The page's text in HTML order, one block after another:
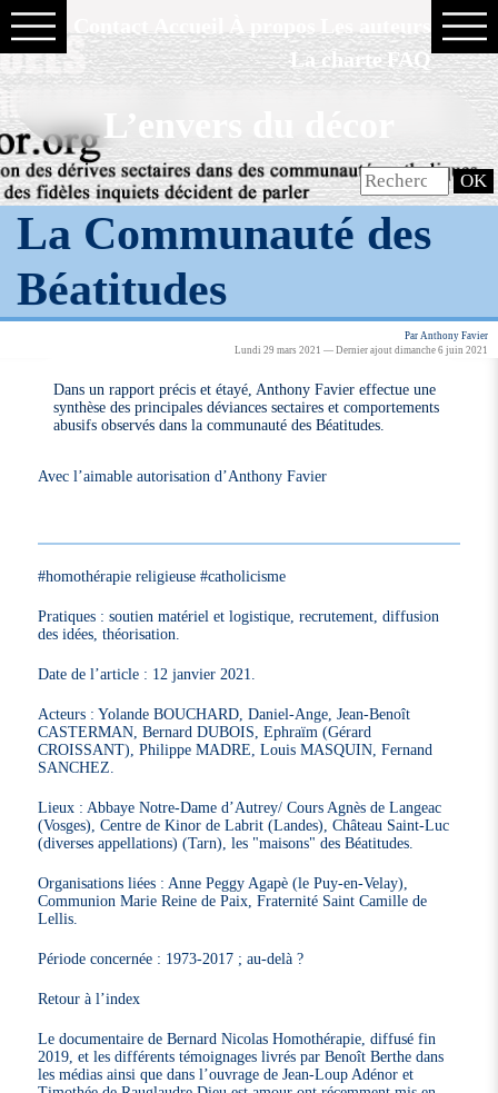
La charte FAQ
L’envers du décor
La Communauté des
Béatitudes
Par Anthony Favier
Lundi 29 mars 2021 — Dernier ajout dimanche 6 juin 2021
Dans un rapport précis et étayé, Anthony Favier effectue une
synthèse des principales déviances sectaires et comportements
abusifs observés dans la communauté des Béatitudes.
Avec l’aimable autorisation d’Anthony Favier
#homothérapie religieuse #catholicisme
Pratiques : soutien matériel et logistique, recrutement, diffusion
des idées, théorisation.
Date de l’article : 12 janvier 2021.
Acteurs : Yolande BOUCHARD, Daniel-Ange, Jean-Benoît
CASTERMAN, Bernard DUBOIS, Ephraïm (Gérard
CROISSANT), Philippe MADRE, Louis MASQUIN, Fernand
SANCHEZ.
Lieux : Abbaye Notre-Dame d’Autrey/ Cours Agnès de Langeac
(Vosges), Centre de Kinor de Labrit (Landes), Château Saint-Luc
(diverses appellations) (Tarn), les "maisons" des Béatitudes.
Organisations liées : Anne Peggy Agapè (le Puy-en-Velay),
Communion Marie Reine de Paix, Fraternité Saint Camille de
Lellis.
Période concernée : 1973-2017 ; au-delà ?
Retour à l’index
Le documentaire de Bernard Nicolas Homothérapie, diffusé fin
2019, et les différents témoignages livrés par Benoît Berthe dans
les médias ainsi que dans l’ouvrage de Jean-Loup Adénor et